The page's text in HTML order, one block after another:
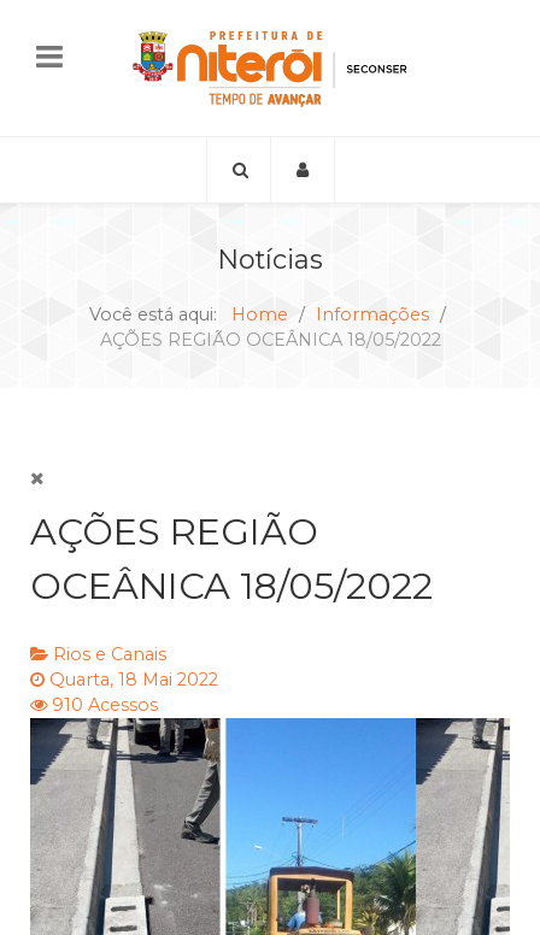
Notícias
Você está aqui: Home
Informações
AÇÕES REGIÃO OCEÂNICA 18/05/2022
AÇÕES REGIÃO
OCEÂNICA 18/05/2022
Rios e Canais
Quarta, 18 Mai 2022
910 Acessos